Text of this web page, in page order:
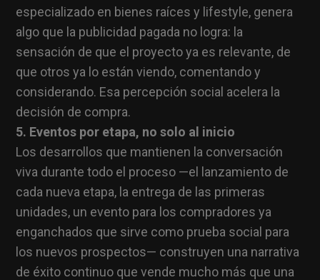
especializado en bienes raíces y lifestyle, genera
algo que la publicidad pagada no logra: la
sensación de que el proyecto ya es relevante, de
que otros ya lo están viendo, comentando y
considerando. Esa percepción social acelera la
decisión de compra.
5. Eventos por etapa, no solo al inicio
Los desarrollos que mantienen la conversación
viva durante todo el proceso —el lanzamiento de
cada nueva etapa, la entrega de las primeras
unidades, un evento para los compradores ya
enganchados que sirve como prueba social para
los nuevos prospectos— construyen una narrativa
de éxito continuo que vende mucho más que una